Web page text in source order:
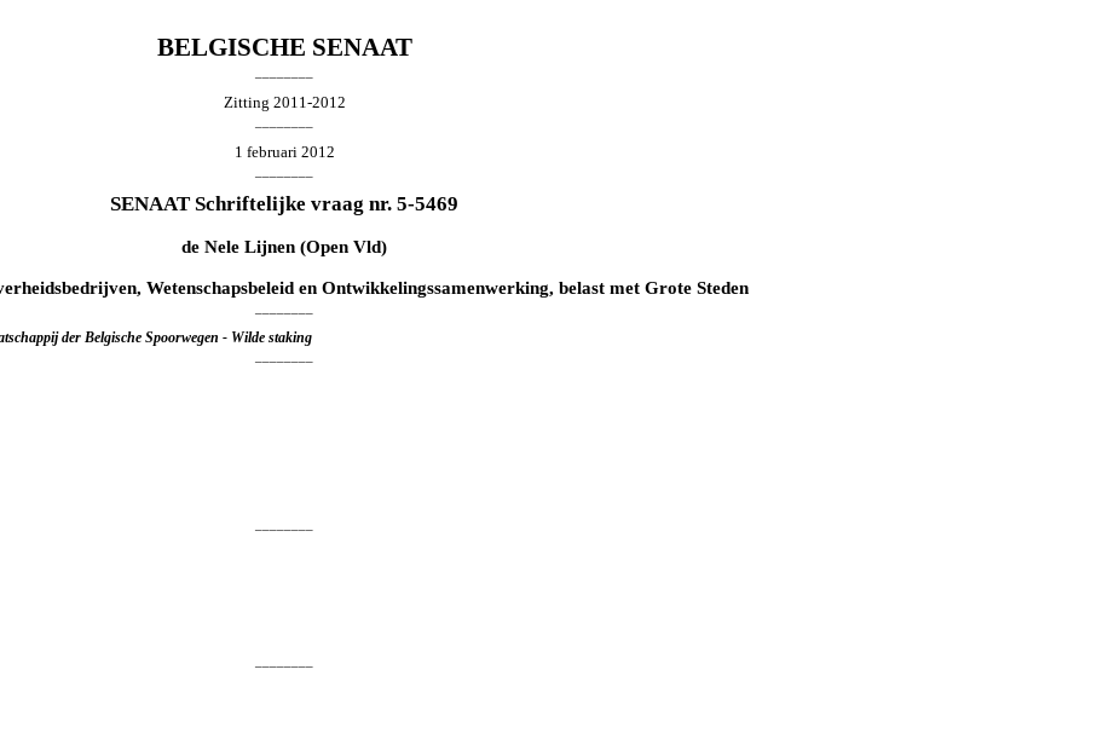
BELGISCHE SENAAT
Zitting 2011-2012
1 februari 2012
SENAAT Schriftelijke vraag nr. 5-5469
de Nele Lijnen (Open Vld)
Wetenschapsbeleid en Ontwikkelingssamenwerking, belast met Grote Steden
der Belgische Spoorwegen - Wilde staking